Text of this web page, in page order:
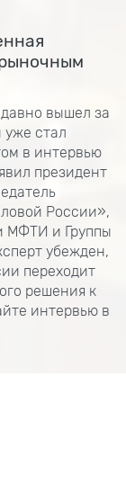
вышел за
уже стал
в интервью
президент
России»,
МФТИ и Группы
убежден,
переходит
решения к
интервью в